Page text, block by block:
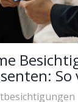
So